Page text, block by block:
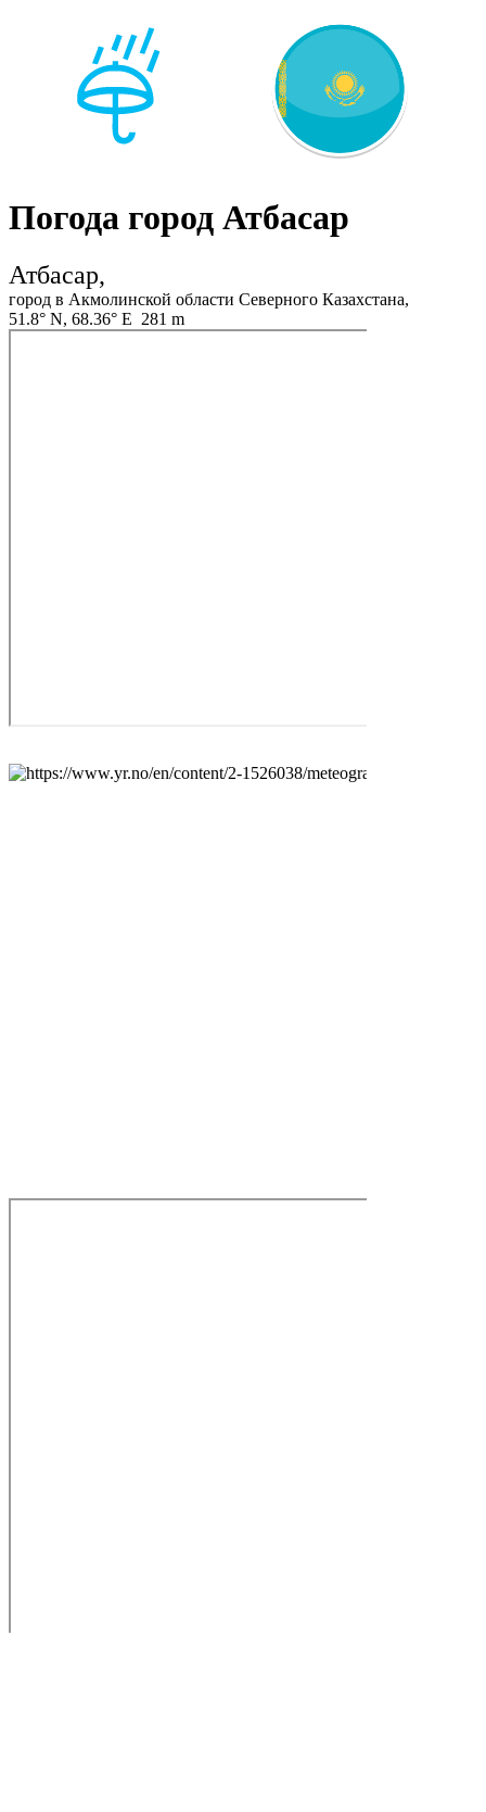
Погода город Атбасар
Атбасар,
город в Акмолинской области Северного Казахстана,
51.8° N, 68.36° E 281 m